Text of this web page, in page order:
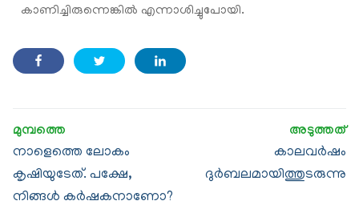
കാണിച്ചിരുന്നെങ്കിൽ എന്നാശിച്ചുപോയി.
നാളെത്തെ ലോകം
കൃഷിയുടേത്. പക്ഷേ,
നിങ്ങള്‍ കര്‍ഷകനാണോ?
കാലവര്‍ഷം
ദുര്‍ബലമായിത്തുടരുന്നു